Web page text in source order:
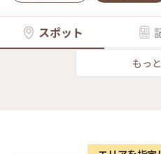
スポット
もっ